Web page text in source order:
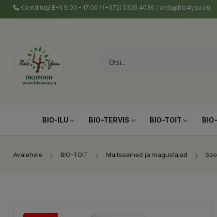
Klienditugi E-N 9.00 - 17.00 / (+372) 5305 4036 / web@bio4you.eu
BIO-ILU BIO-TERVIS BIO-TOIT
Avalehele BIO-TOIT Maitseained ja magustajad